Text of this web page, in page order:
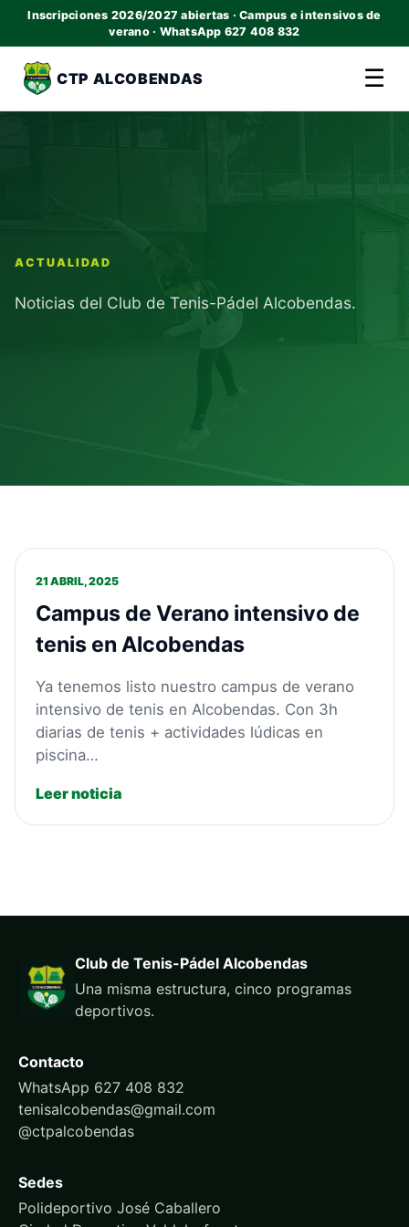
Inscripciones 2026/2027 abiertas · Campus e intensivos de
verano · WhatsApp 627 408 832
CTP ALCOBENDAS ☰
ACTUALIDAD
Noticias del Club de Tenis-Pádel Alcobendas.
21 ABRIL, 2025
Campus de Verano intensivo de
tenis en Alcobendas
Ya tenemos listo nuestro campus de verano
intensivo de tenis en Alcobendas. Con 3h
diarias de tenis + actividades lúdicas en
piscina…
Leer noticia
Club de Tenis-Pádel Alcobendas
Una misma estructura, cinco programas
deportivos.
Contacto
WhatsApp 627 408 832
tenisalcobendas@gmail.com
@ctpalcobendas
Sedes
Polideportivo José Caballero